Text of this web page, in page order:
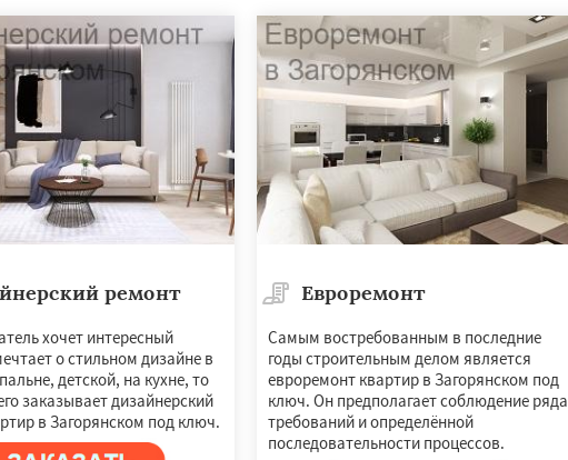
ремонт
хочет интересный
о стильном дизайне в
детской, на кухне, то
заказывает дизайнерский
в Загорянском под ключ.
Евроремонт
Самым востребованным в последние
годы строительным делом является
евроремонт квартир в Загорянском под
ключ. Он предполагает соблюдение ряда
требований и определённой
последовательности процессов.